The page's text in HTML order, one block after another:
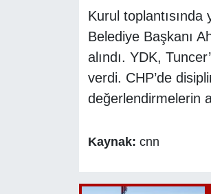
Kurul toplantısında
Belediye Başkanı
alındı. YDK,
verdi. CHP’de
değerlendirmelerin
Kaynak: cnn